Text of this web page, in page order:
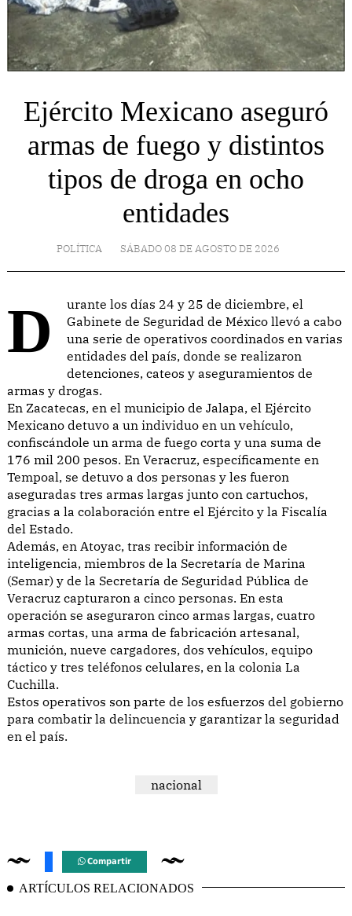
Ejército Mexicano aseguró
armas de fuego y distintos
tipos de droga en ocho
entidades
POLÍTICA SÁBADO 08 DE AGOSTO DE 2026
Durante los días 24 y 25 de diciembre, el
Gabinete de Seguridad de México llevó a cabo
una serie de operativos coordinados en varias
entidades del país, donde se realizaron
detenciones, cateos y aseguramientos de
armas y drogas.
En Zacatecas, en el municipio de Jalapa, el Ejército
Mexicano detuvo a un individuo en un vehículo,
confiscándole un arma de fuego corta y una suma de
176 mil 200 pesos. En Veracruz, específicamente en
Tempoal, se detuvo a dos personas y les fueron
aseguradas tres armas largas junto con cartuchos,
gracias a la colaboración entre el Ejército y la Fiscalía
del Estado.
Además, en Atoyac, tras recibir información de
inteligencia, miembros de la Secretaría de Marina
(Semar) y de la Secretaría de Seguridad Pública de
Veracruz capturaron a cinco personas. En esta
operación se aseguraron cinco armas largas, cuatro
armas cortas, una arma de fabricación artesanal,
munición, nueve cargadores, dos vehículos, equipo
táctico y tres teléfonos celulares, en la colonia La
Cuchilla.
Estos operativos son parte de los esfuerzos del gobierno
para combatir la delincuencia y garantizar la seguridad
en el país.
nacional
Compartir
ARTÍCULOS RELACIONADOS